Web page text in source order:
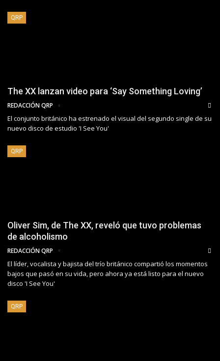
QRP
The XX lanzan video para ‘Say Something Loving’
REDACCIÓN QRP
El conjunto británico ha estrenado el visual del segundo single de su
nuevo disco de estudio 'I See You'
QRP
Oliver Sim, de The XX, reveló que tuvo problemas
de alcoholismo
REDACCIÓN QRP
El líder, vocalista y bajista del trío británico compartió los momentos
bajos que pasó en su vida, pero ahora ya está listo para el nuevo
disco 'I See You'
QRP